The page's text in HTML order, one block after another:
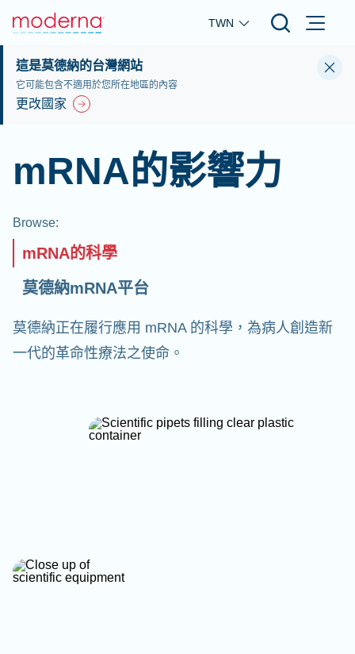
Skip to main content
TWN
這是莫德納的台灣網站
它可能包含不適用於您所在地區的內容
更改國家
mRNA的影響力
Browse:
mRNA的科學
莫德納mRNA平台
莫德納正在履行應用 mRNA 的科學，為病人創造新
一代的革命性療法之使命。